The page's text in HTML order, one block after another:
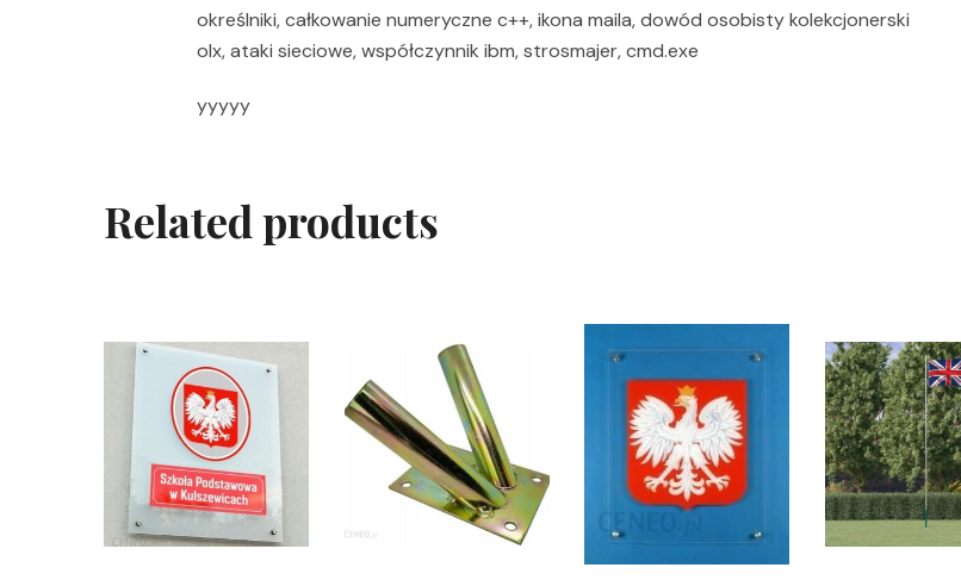
określniki, całkowanie numeryczne c++, ikona maila, dowód osobisty kolekcjonerski
olx, ataki sieciowe, współczynnik ibm, strosmajer, cmd.exe
yyyyy
Related products